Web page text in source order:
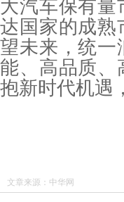
大汽车保有量
达国家的成熟
望未来，统一
能、高品质、
抱新时代机遇
文章来源：中华网